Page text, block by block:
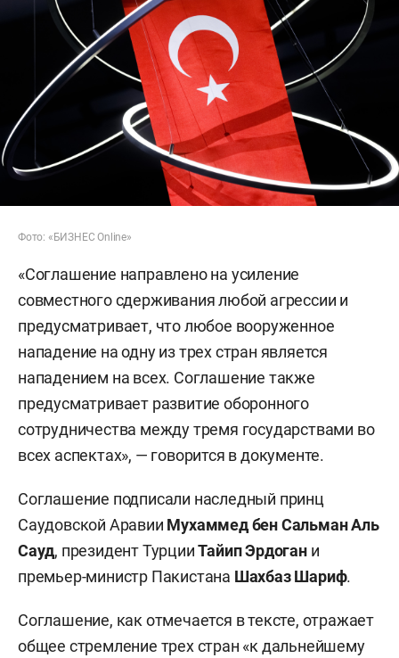
Фото: «БИЗНЕС Online»
«Соглашение направлено на усиление
совместного сдерживания любой агрессии и
предусматривает, что любое вооруженное
нападение на одну из трех стран является
нападением на всех. Соглашение также
предусматривает развитие оборонного
сотрудничества между тремя государствами во
всех аспектах», — говорится в документе.
Соглашение подписали наследный принц
Саудовской Аравии Мухаммед бен Сальман Аль
Сауд, президент ТурцииТайип Эрдогани
премьер-министр Пакистана Шахбаз Шариф.
Соглашение, как отмечается в тексте, отражает
общее стремление трех стран «к дальнейшему